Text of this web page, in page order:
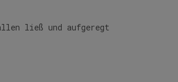
ließ und aufgeregt